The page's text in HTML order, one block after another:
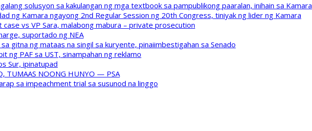
solusyon sa kakulangan ng mga textbook sa pampublikong paaralan, inihain sa Kamara
ng Kamara ngayong 2nd Regular Session ng 20th Congress, tiniyak ng lider ng Kamara
vs VP Sara, malabong mabura – private prosecution
suportado ng NEA
gitna ng mataas na singil sa kuryente, pinaiimbestigahan sa Senado
ng PAF sa UST, sinampahan ng reklamo
Sur, ipinatupad
TUMAAS NOONG HUNYO — PSA
sa impeachment trial sa susunod na linggo